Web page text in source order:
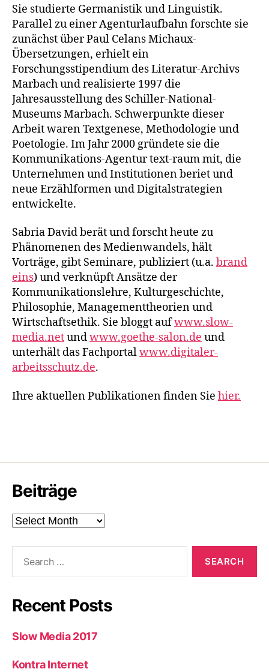
Sie studierte Germanistik und Linguistik.
Parallel zu einer Agenturlaufbahn forschte sie
zunächst über Paul Celans Michaux-
Übersetzungen, erhielt ein
Forschungsstipendium des Literatur-Archivs
Marbach und realisierte 1997 die
Jahresausstellung des Schiller-National-
Museums Marbach. Schwerpunkte dieser
Arbeit waren Textgenese, Methodologie und
Poetologie. Im Jahr 2000 gründete sie die
Kommunikations-Agentur text-raum mit, die
Unternehmen und Institutionen beriet und
neue Erzählformen und Digitalstrategien
entwickelte.
Sabria David berät und forscht heute zu
Phänomenen des Medienwandels, hält
Vorträge, gibt Seminare, publiziert (u.a. brand
eins) und verknüpft Ansätze der
Kommunikationslehre, Kulturgeschichte,
Philosophie, Managementtheorien und
Wirtschaftsethik. Sie bloggt aufwww.slow-
media.netundwww.goethe-salon.de und
unterhält das Fachportalwww.digitaler-
arbeitsschutz.de.
Ihre aktuellen Publikationen finden Sie hier.
Beiträge
Beiträge
Recent Posts
Slow Media 2017
Kontra Internet